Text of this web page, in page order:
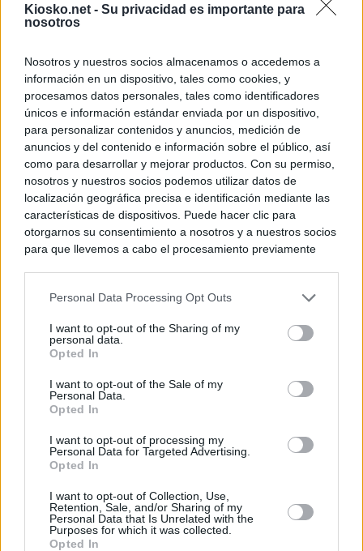
Kiosko.net - Su privacidad es importante para
nosotros
Nosotros y nuestros socios almacenamos o accedemos a
información en un dispositivo, tales como cookies, y
procesamos datos personales, tales como identificadores
únicos e información estándar enviada por un dispositivo,
para personalizar contenidos y anuncios, medición de
anuncios y del contenido e información sobre el público, así
como para desarrollar y mejorar productos. Con su permiso,
nosotros y nuestros socios podemos utilizar datos de
localización geográfica precisa e identificación mediante las
características de dispositivos. Puede hacer clic para
otorgarnos su consentimiento a nosotros y a nuestros socios
para que llevemos a cabo el procesamiento previamente
negar su consentimiento. Tenga en cuenta que algún
de su consentimiento, pero usted tiene el derecho de
rechazar tal procesamiento. Sus preferencias se aplicarán
cualquier momento entrando de nuevo en este sitio web o
visitando nuestra política de privacidad.
Personal Data Processing Opt Outs
I want to opt-out of the Sharing of my
personal data.
Opted In
I want to opt-out of the Sale of my
Personal Data.
Opted In
I want to opt-out of processing my
Personal Data for Targeted Advertising.
Opted In
I want to opt-out of Collection, Use,
Retention, Sale, and/or Sharing of my
Personal Data that Is Unrelated with the
Purposes for which it was collected.
Opted In